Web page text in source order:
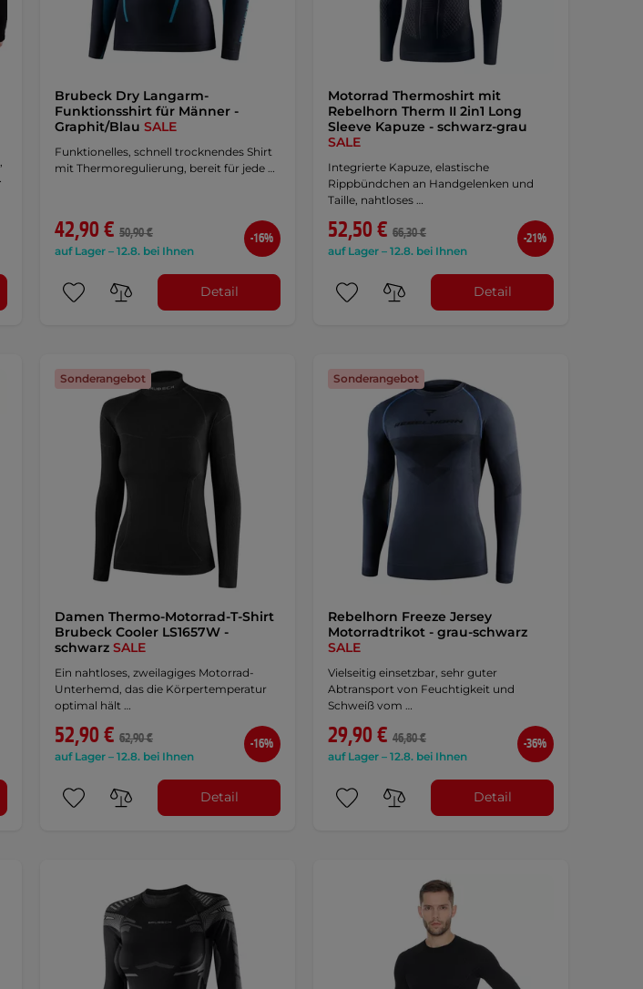
Brubeck Dry Langarm-
Funktionsshirt für Männer -
Graphit/Blau SALE
Funktionelles, schnell trocknendes Shirt
mit Thermoregulierung, bereit für jede …
42,90 € 50,90 €
auf Lager – 12.8. bei Ihnen
-16%
Detail
Motorrad Thermoshirt mit
Rebelhorn Therm II 2in1 Long
Sleeve Kapuze - schwarz-grau
SALE
Integrierte Kapuze, elastische
Rippbündchen an Handgelenken und
Taille, nahtloses …
52,50 € 66,30 €
auf Lager – 12.8. bei Ihnen
-21%
Detail
Sonderangebot
Damen Thermo-Motorrad-T-Shirt
Brubeck Cooler LS1657W -
schwarz SALE
Ein nahtloses, zweilagiges Motorrad-
Unterhemd, das die Körpertemperatur
optimal hält …
52,90 € 62,90 €
auf Lager – 12.8. bei Ihnen
-16%
Detail
Sonderangebot
Rebelhorn Freeze Jersey
Motorradtrikot - grau-schwarz
SALE
Vielseitig einsetzbar, sehr guter
Abtransport von Feuchtigkeit und
Schweiß vom …
29,90 € 46,80 €
auf Lager – 12.8. bei Ihnen
-36%
Detail